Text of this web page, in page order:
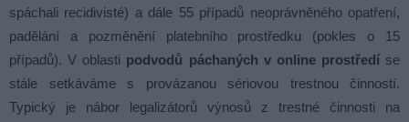
spáchali recidivisté) a dále 55 případů neoprávněného opatření,
padělání a pozměnění platebního prostředku (pokles o 15
případů). V oblasti podvodů páchaných v online prostředíse
stále setkáváme s provázanou sériovou trestnou činností.
Typický je nábor legalizátorů výnosů z trestné činnosti na